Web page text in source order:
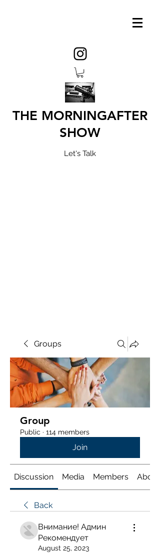
THE MORNINGAFTER
SHOW
Let's Talk
Groups
Group
Public · 114 members
Join
Discussion Media Members About
Back
Внимание! Админ
Рекомендует
August 25, 2023